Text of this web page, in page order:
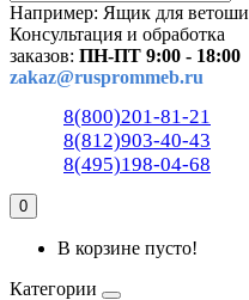
Например: Ящик для ветоши
Консультация и обработка
заказов: ПН-ПТ 9:00 - 18:00
zakaz@rusprommeb.ru
8(800)201-81-21
8(812)903-40-43
8(495)198-04-68
0
В корзине пусто!
Категории